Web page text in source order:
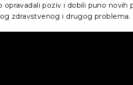
poziv i dobili puno
zdravstvenog i drugog problema.